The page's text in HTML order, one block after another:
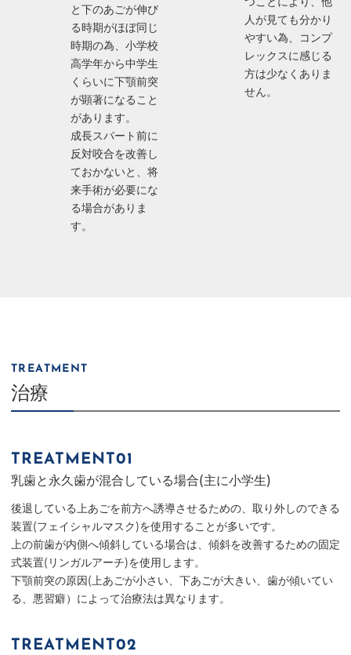
と下のあごが伸び
る時期がほぼ同じ
時期の為、小学校
高学年から中学生
くらいに下顎前突
が顕著になること
があります。
成長スパート前に
反対咬合を改善し
ておかないと、将
来手術が必要にな
る場合がありま
す。
人が見ても分かり
やすい為、コンプ
レックスに感じる
方は少なくありま
せん。
TREATMENT
治療
TREATMENT01
乳歯と永久歯が混合している場合(主に小学生)
後退している上あごを前方へ誘導させるための、取り外しのできる
装置(フェイシャルマスク)を使用することが多いです。
上の前歯が内側へ傾斜している場合は、傾斜を改善するための固定
式装置(リンガルアーチ)を使用します。
下顎前突の原因(上あごが小さい、下あごが大きい、歯が傾いてい
る、悪習癖）によって治療法は異なります。
TREATMENT02